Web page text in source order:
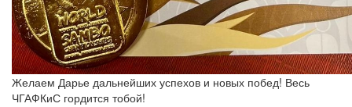
Желаем Дарье дальнейших успехов и новых побед! Весь
ЧГАФКиС гордится тобой!